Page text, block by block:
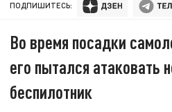
ПОДПИШИТЕСЬ:
Во время посадки
его пытался атаковать
беспилотник